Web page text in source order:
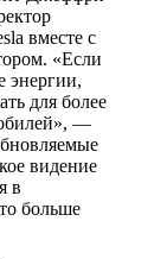
вместе с
«Если
энергии,
для более
—
видение
в
больше